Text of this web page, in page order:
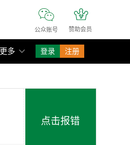
赞助会员
公众账号
更多 登录 注册
点击报错